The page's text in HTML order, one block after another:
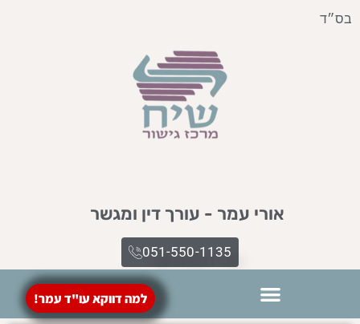
בס״ד
אורי עמר - עורך דין ומגשר
051-550-1135​
למה דווקא עו"ד עמר!